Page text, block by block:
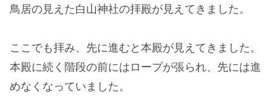
鳥居の見えた白山神社の拝殿が見えてきました。
ここでも拝み、先に進むと本殿が見えてきました。
本殿に続く階段の前にはロープが張られ、先には進
めなくなっていました。